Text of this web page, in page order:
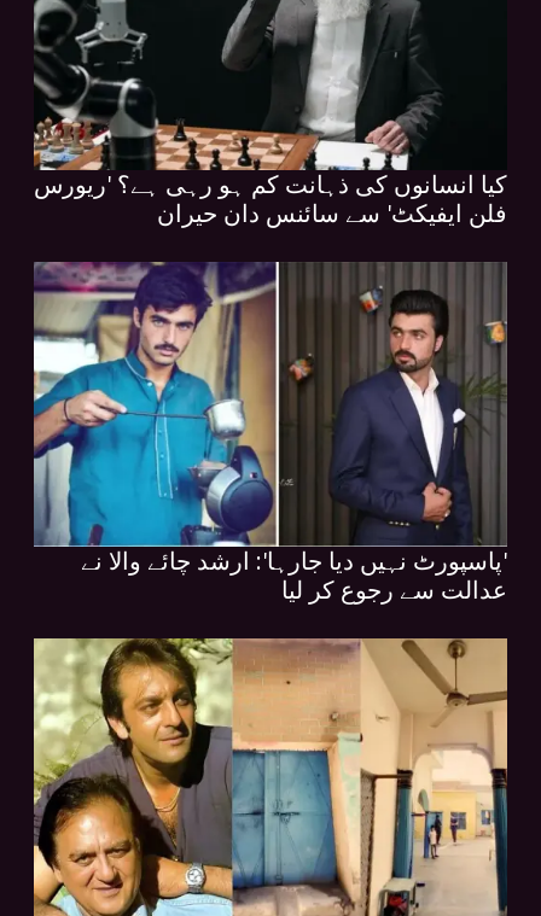
کیا انسانوں کی ذہانت کم ہو رہی ہے؟ 'ریورس
فلن ایفیکٹ' سے سائنس دان حیران
'پاسپورٹ نہیں دیا جارہا': ارشد چائے والا نے
عدالت سے رجوع کر لیا